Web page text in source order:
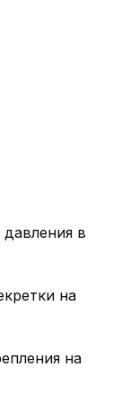
в
на
на